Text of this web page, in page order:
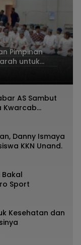
Pimpinan
untuk
AS Sambut
Kwarcab
Danny Ismaya
KKN Unand.
Bakal
Sport
Kesehatan dan